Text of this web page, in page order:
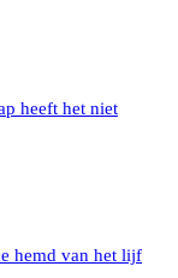
heeft het niet
hemd van het lijf